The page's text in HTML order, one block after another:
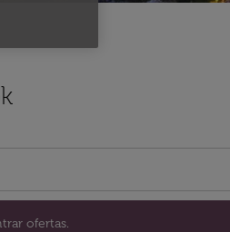
ofertas.
para encontrar ofertas.